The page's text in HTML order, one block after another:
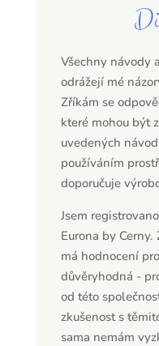
Všechny návody
odrážejí mé
Zříkám se
které mohou být
uvedených
používáním
doporučuje
Jsem
Eurona by
má hodnocení
důvěryhodná -
od této
zkušenost s
sama nemám